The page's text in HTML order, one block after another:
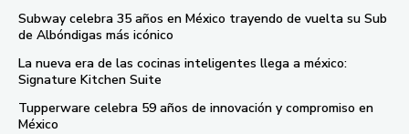
Subway celebra 35 años en México trayendo de vuelta su Sub
de Albóndigas más icónico
La nueva era de las cocinas inteligentes llega a méxico:
Signature Kitchen Suite
Tupperware celebra 59 años de innovación y compromiso en
México